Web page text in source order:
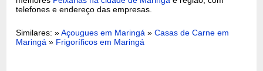
telefones e endereço das empresas.
Similares: »Açougues em Maringá »Casas de Carne em
Maringá » Frigoríficos em Maringá